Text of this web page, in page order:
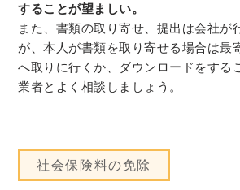
することが望ましい。
また、書類の取り寄せ、提出は会社が
が、本人が書類を取り寄せる場合は最
へ取りに行くか、ダウンロードをする
業者とよく相談しましょう。
社会保険料の免除